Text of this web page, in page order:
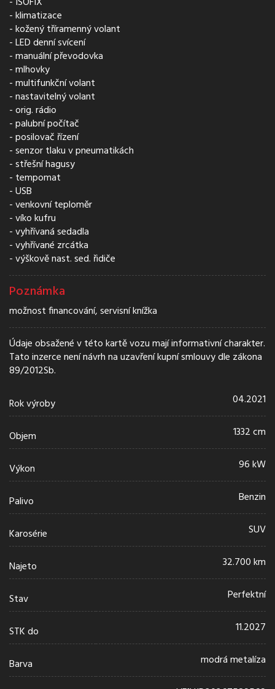
klimatizace
kožený tříramenný volant
LED denní svícení
manuální převodovka
mlhovky
multifunkční volant
nastavitelný volant
orig. rádio
palubní počítač
posilovač řízení
senzor tlaku v pneumatikách
střešní hagusy
tempomat
USB
venkovní teploměr
víko kufru
vyhřívaná sedadla
vyhřívané zrcátka
výškově nast. sed. řidiče
Poznámka
možnost financování, servisní knížka
Údaje obsažené v této kartě vozu mají informativní charakter.
Tato inzerce není návrh na uzavření kupní smlouvy dle zákona
89/2012Sb.
Rok výroby 04.2021
Objem 1332 cm
Výkon 96 kW
Palivo Benzin
Karosérie SUV
Najeto 32.700 km
Stav Perfektní
STK do 11.2027
Barva modrá metalíza